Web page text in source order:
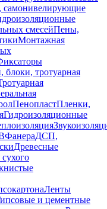
самонивелирующие
смесейПены,
Монтажная
блоки, тротуарная
ПенопластПленки,
Гидроизоляционные
ФанераДСП,
Древесные
Ленты
и цементные